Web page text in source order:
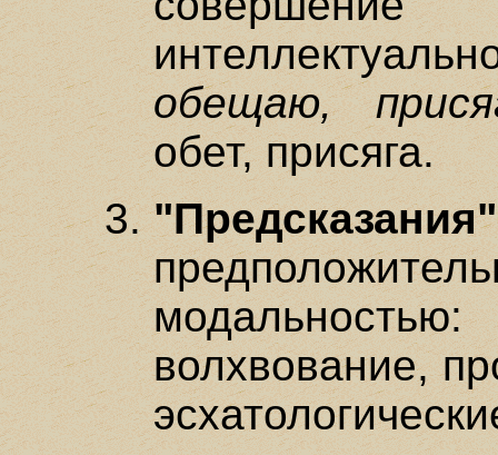
обещаю,
обет, присяга.
"Предсказания"
волхвование,